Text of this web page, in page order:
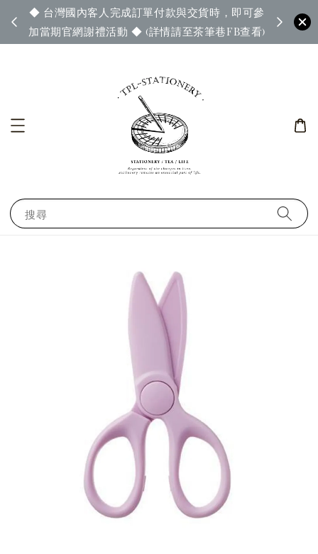
◆ 台灣國內客人完成訂單付款與交貨時，即可參
加當期官網謝禮活動 ◆ (詳情請至茶筆巷FB查看)
◆ 官
搜尋